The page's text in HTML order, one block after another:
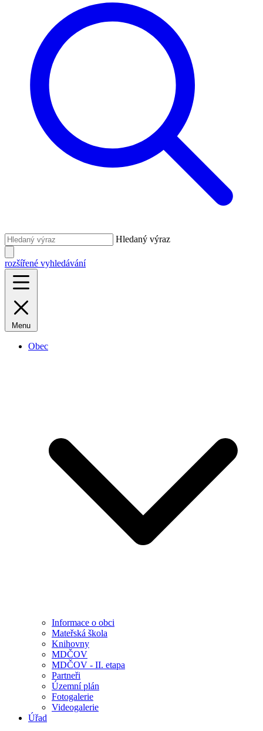
Hledaný výraz
rozšířené vyhledávání
Menu
Obec
Informace o obci
Mateřská škola
Knihovny
MDČOV
MDČOV - II. etapa
Partneři
Územní plán
Fotogalerie
Videogalerie
Úřad